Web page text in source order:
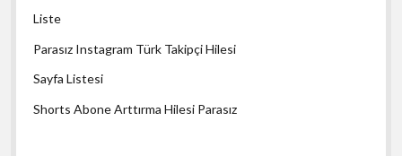
Liste
Parasız Instagram Türk Takipçi Hilesi
Sayfa Listesi
Shorts Abone Arttırma Hilesi Parasız